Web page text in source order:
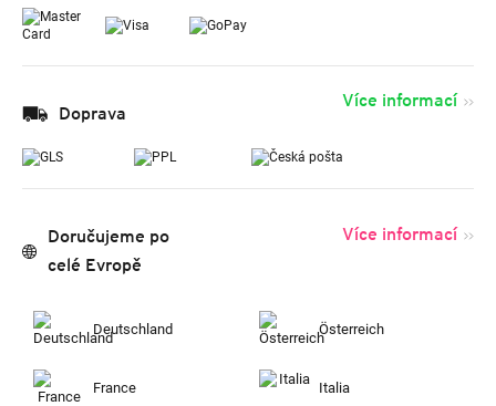
Doprava
Více informací
Doručujeme po
celé Evropě
Více informací
Deutschland Österreich
France Italia